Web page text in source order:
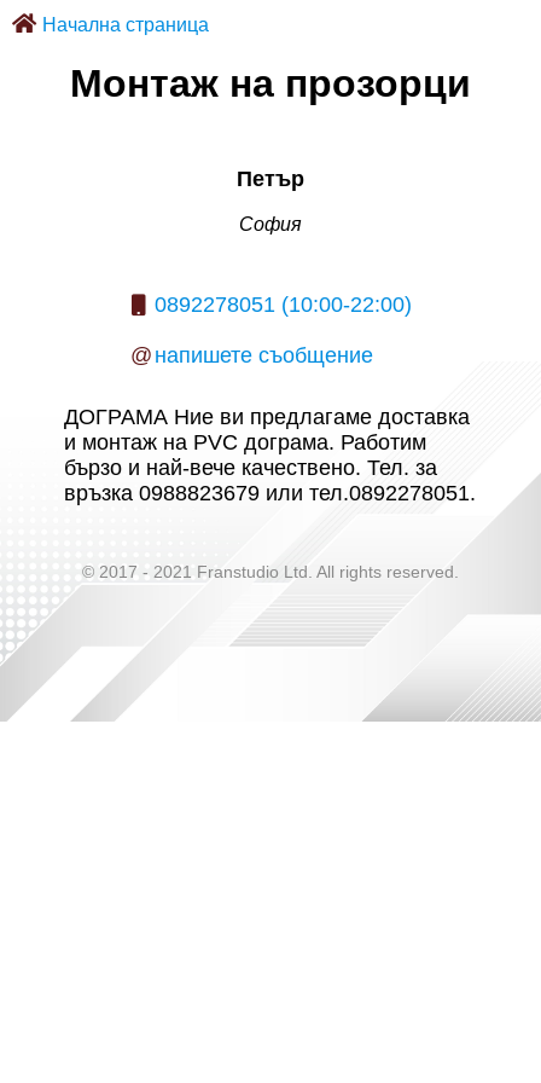
Начална страница
Монтаж на прозорци
Петър
София
0892278051 (10:00-22:00)
@ напишете съобщение
ДОГРАМА Ние ви предлагаме доставка
и монтаж на PVC дограма. Работим
бързо и най-вече качествено. Тел. за
връзка 0988823679 или тел.0892278051.
© 2017 - 2021 Franstudio Ltd. All rights reserved.